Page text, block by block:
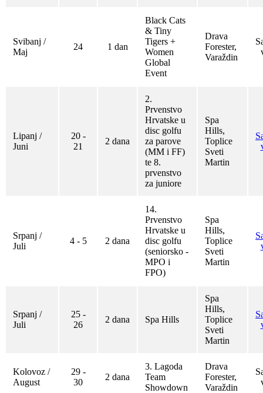
Svibanj /
Maj
24 1 dan
Black Cats
& Tiny
Tigers +
Women
Global
Event
Drava
Forester,
Varaždin
Lipanj /
Juni
20 -
21
2 dana
2.
Prvenstvo
Hrvatske u
disc golfu
za parove
(MM i FF)
te 8.
prvenstvo
za juniore
Spa
Hills,
Toplice
Sveti
Martin
Srpanj /
Juli
4 - 5 2 dana
14.
Prvenstvo
Hrvatske u
disc golfu
(seniorsko -
MPO i
FPO)
Spa
Hills,
Toplice
Sveti
Martin
Srpanj /
Juli
25 -
26
2 dana Spa Hills
Spa
Hills,
Toplice
Sveti
Martin
Kolovoz /
August
29 -
30
2 dana
3. Lagoda
Team
Showdown
Drava
Forester,
Varaždin